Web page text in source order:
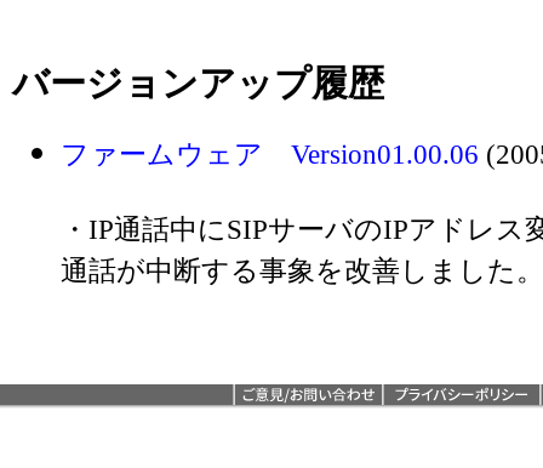
バージョンアップ履歴
ファームウェア Version01.00.06
・IP通話中にSIPサーバのIPアドレ
通話が中断する事象を改善しました。